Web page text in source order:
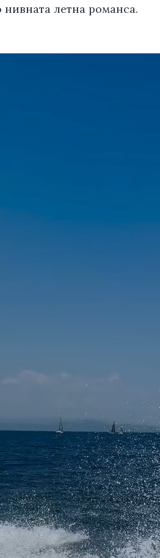
нивната летна романса.